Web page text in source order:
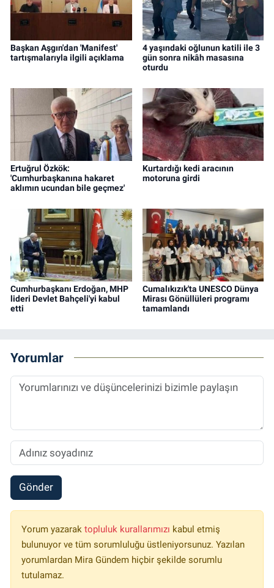
Başkan Aşgın'dan 'Manifest'
tartışmalarıyla ilgili açıklama
4 yaşındaki oğlunun katili ile 3
gün sonra nikâh masasına
oturdu
Ertuğrul Özkök:
'Cumhurbaşkanına hakaret
aklımın ucundan bile geçmez'
Kurtardığı kedi aracının
motoruna girdi
Cumhurbaşkanı Erdoğan, MHP
lideri Devlet Bahçeli'yi kabul
etti
Cumalıkızık'ta UNESCO Dünya
Mirası Gönüllüleri programı
tamamlandı
Yorumlar
Gönder
Yorum yazarak topluluk kurallarımızı kabul etmiş
bulunuyor ve tüm sorumluluğu üstleniyorsunuz. Yazılan
yorumlardan Mira Gündem hiçbir şekilde sorumlu
tutulamaz.